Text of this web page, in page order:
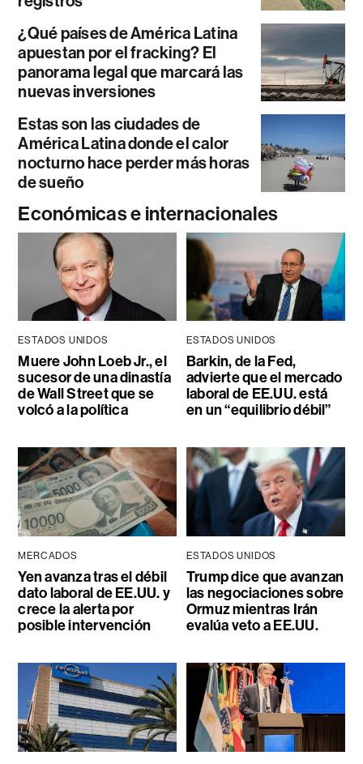
¿Qué países de América Latina
apuestan por el fracking? El
panorama legal que marcará las
nuevas inversiones
Estas son las ciudades de
América Latina donde el calor
nocturno hace perder más horas
de sueño
Económicas e internacionales
ESTADOS UNIDOS
Muere John Loeb Jr., el
sucesor de una dinastía
de Wall Street que se
volcó a la política
ESTADOS UNIDOS
Barkin, de la Fed,
advierte que el mercado
laboral de EE.UU. está
en un “equilibrio débil”
MERCADOS
Yen avanza tras el débil
dato laboral de EE.UU. y
crece la alerta por
posible intervención
ESTADOS UNIDOS
Trump dice que avanzan
las negociaciones sobre
Ormuz mientras Irán
evalúa veto a EE.UU.